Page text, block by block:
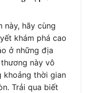
này, hãy cùng
khám phá cao
ở những địa
này vô
khoảng thời gian
Trải qua biết